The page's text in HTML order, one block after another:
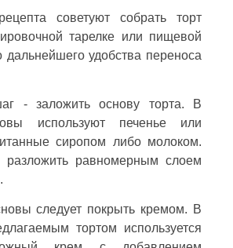
советуют собрать торт
тарелке или пищевой
дальнейшего удобства переноса
- заложить основу торта. В
используют печенье или
сиропом либо молоком.
равномерным слоем
следует покрыть кремом. В
тортом используется